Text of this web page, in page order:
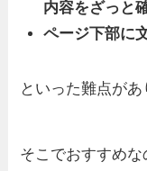
内容をざっと
ページ下部に
といった難点があ
そこでおすすめな